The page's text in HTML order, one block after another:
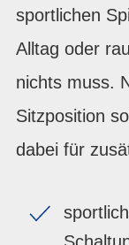
sportlichen
Alltag oder
nichts muss.
Sitzposition
dabei für